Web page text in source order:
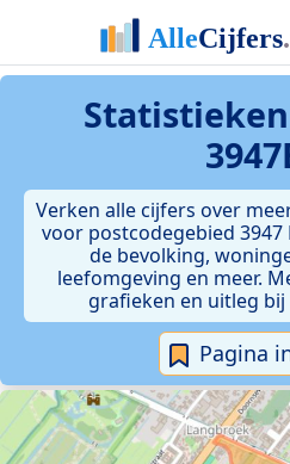
Verken alle cijfers over
voor postcodegebied 3947
de bevolking,
leefomgeving en meer.
grafieken en uitleg
Pagina